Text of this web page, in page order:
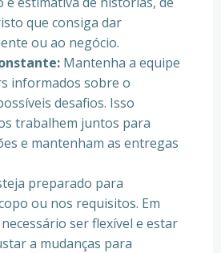
que consiga dar
ou ao negócio.
Mantenha a equipe
informados sobre o
desafios. Isso
trabalhem juntos para
e mantenham as entregas
preparado para
ou nos requisitos. Em
ser flexível e estar
a mudanças para